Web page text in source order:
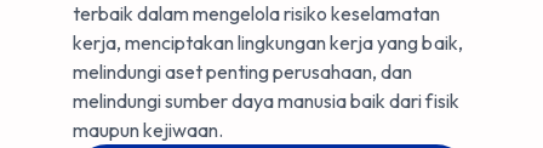
terbaik dalam mengelola risiko keselamatan
kerja, menciptakan lingkungan kerja yang baik,
melindungi aset penting perusahaan, dan
melindungi sumber daya manusia baik dari fisik
maupun kejiwaan.